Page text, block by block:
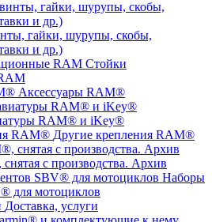
гайки, шурупы, скобы,
и др.)
Стойки
Аксессуары RAM®
RAM® и iKey®
Другие крепления RAM®
с производства. Архив
Наборы
для мотоциклов
Доставка, услуги